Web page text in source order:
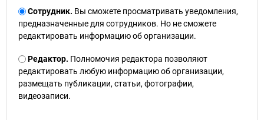
Сотрудник. Вы сможете просматривать уведомления,
предназначенные для сотрудников. Но не сможете
редактировать информацию об организации.
Редактор. Полномочия редактора позволяют
редактировать любую информацию об организации,
размещать публикации, статьи, фотографии,
видеозаписи.